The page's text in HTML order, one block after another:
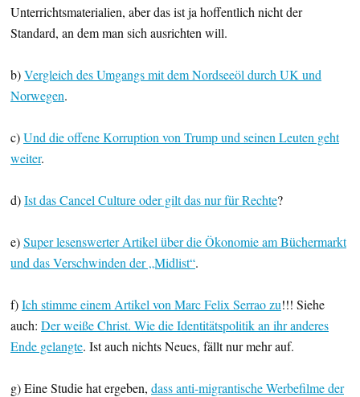
Unterrichtsmaterialien, aber das ist ja hoffentlich nicht der
Standard, an dem man sich ausrichten will.
b)Vergleich des Umgangs mit dem Nordseeöl durch UK und
Norwegen.
c)Und die offene Korruption von Trump und seinen Leuten geht
weiter.
d)Ist das Cancel Culture oder gilt das nur für Rechte?
e)Super lesenswerter Artikel über die Ökonomie am Büchermarkt
und das Verschwinden der „Midlist“.
f)Ich stimme einem Artikel von Marc Felix Serrao zu!!! Siehe
auch: Der weiße Christ. Wie die Identitätspolitik an ihr anderes
Ende gelangte. Ist auch nichts Neues, fällt nur mehr auf.
g) Eine Studie hat ergeben, dass anti-migrantische Werbefilme der